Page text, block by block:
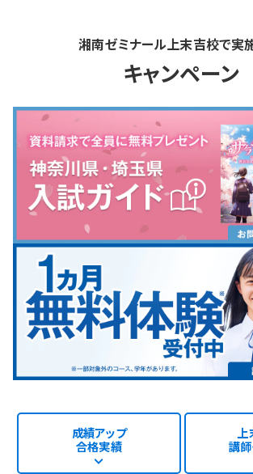
湘南ゼミナール上末吉校で実
キャンペーン
成績アップ
合格実績
講